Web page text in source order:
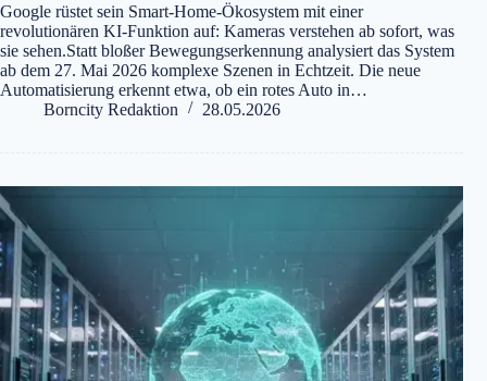
Google rüstet sein Smart-Home-Ökosystem mit einer
revolutionären KI-Funktion auf: Kameras verstehen ab sofort, was
sie sehen.Statt bloßer Bewegungserkennung analysiert das System
ab dem 27. Mai 2026 komplexe Szenen in Echtzeit. Die neue
Automatisierung erkennt etwa, ob ein rotes Auto in…
Borncity Redaktion
28.05.2026